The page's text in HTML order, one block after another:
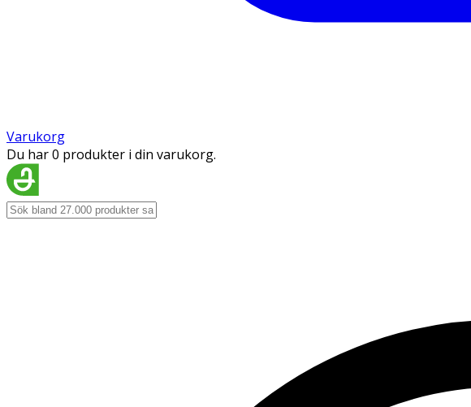
Varukorg
Du har 0 produkter i din varukorg.